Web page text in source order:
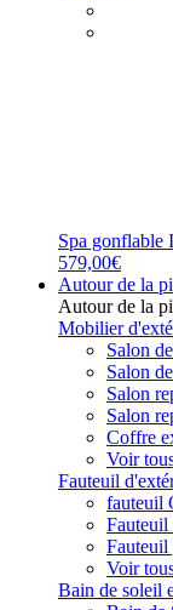
Spa gonflable
579,00€
Autour de la
Autour de la
Mobilier
Salon
Salon
Salon
Salon
Coffre
Voir
Fauteuil
fauteuil
Fauteuil
Voir
Bain de soleil